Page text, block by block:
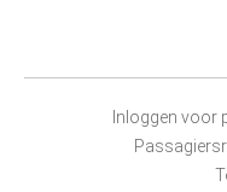
Inloggen voor